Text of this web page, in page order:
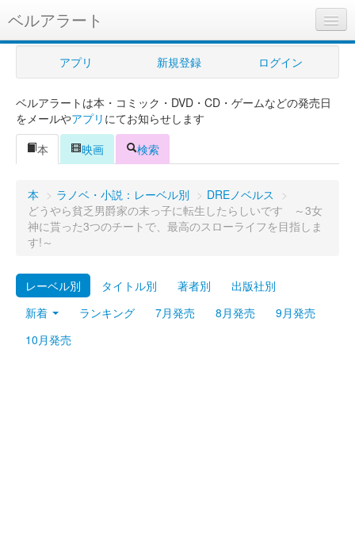
ベルアラート
ベルアラートとは
ヘルプ
新規登録
ログイン
購入管理
Myシェルフ
プレミアム
アプリ 新規登録 ログイン
ベルアラートは本・コミック・DVD・CD・ゲームなどの発売日
をメールやアプリ にてお知らせします
本
映画 検索
本 > ラノベ・小説：レーベル別 > DREノベルス
>
どうやら貧乏男爵家の末っ子に転生したらしいです ～3女
神に貰った3つのチートで、最高のスローライフを目指しま
す!～
レーベル別 タイトル別 著者別
出版社別
新着
ランキング 7月発売 8月発売
9月発売
10月発売